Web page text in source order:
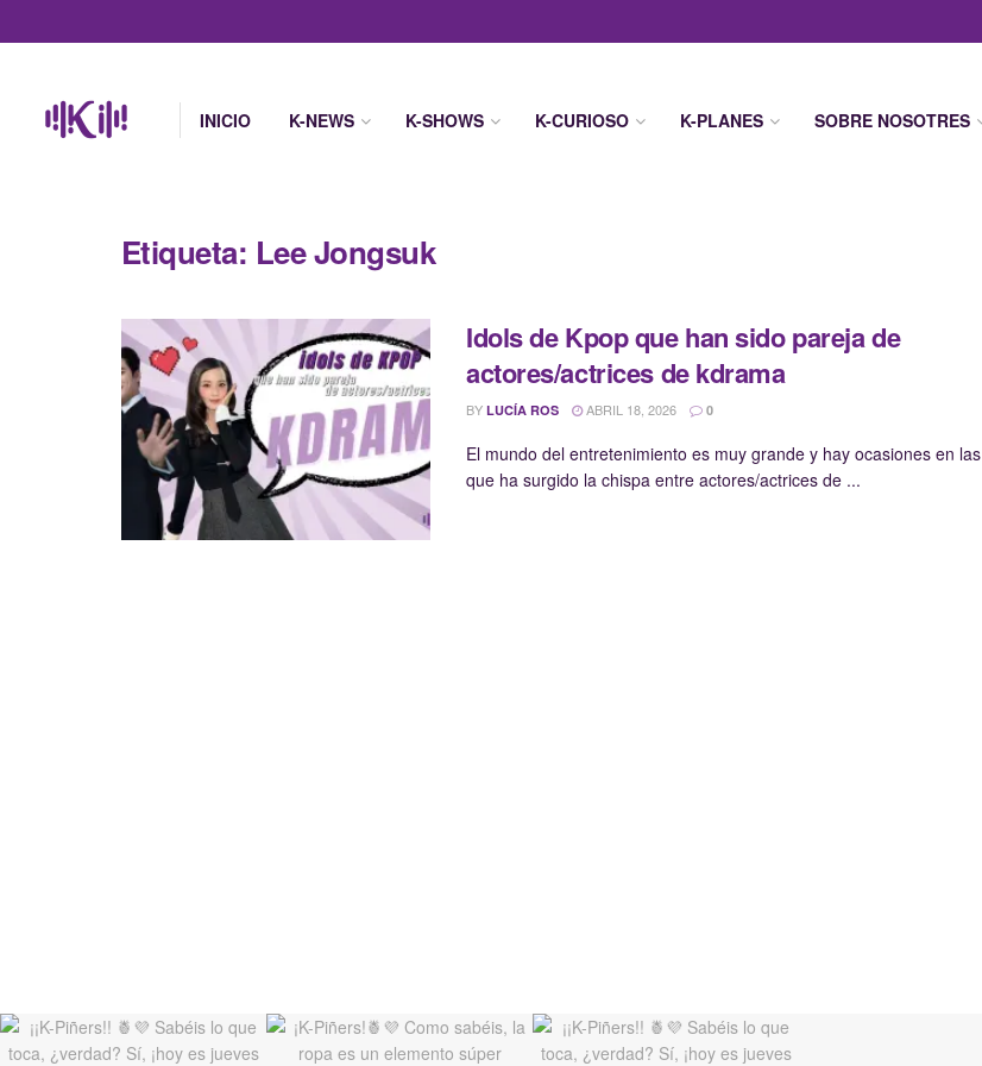
INICIO K-NEWS K-SHOWS K-CURIOSO K-PLANES SOBRE NOSOTRES
Etiqueta: Lee Jongsuk
Idols de Kpop que han sido pareja de
actores/actrices de kdrama
BY LUCÍA ROS ABRIL 18, 2026 0
El mundo del entretenimiento es muy grande y hay ocasiones en las
que ha surgido la chispa entre actores/actrices de ...